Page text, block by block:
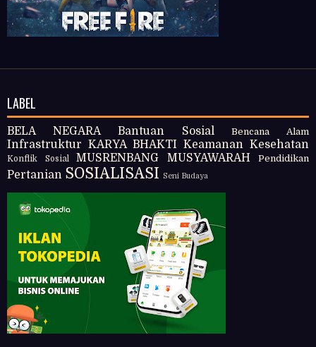
LABEL
BELA NEGARA Bantuan Sosial Bencana Alam
Infrastruktur KARYA BHAKTI Keamanan Kesehatan
Konflik Sosial MUSRENBANG MUSYAWARAH Pendidikan
Pertanian SOSIALISASI Seni Budaya